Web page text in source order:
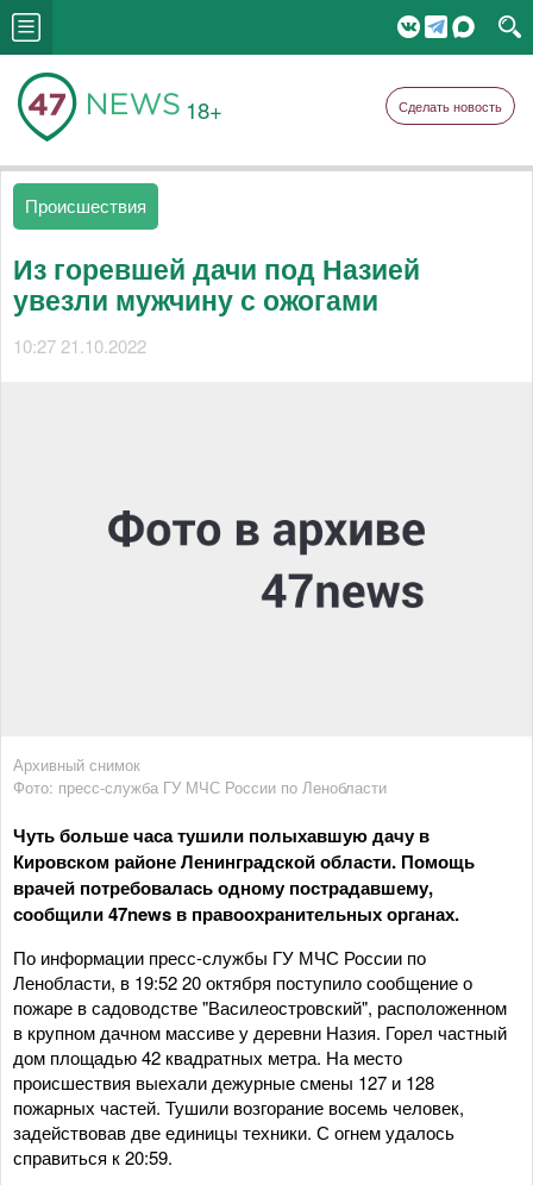
18+ Сделать новость
Происшествия
Из горевшей дачи под Назией
увезли мужчину с ожогами
10:27 21.10.2022
Архивный снимок
Фото: пресс-служба ГУ МЧС России по Ленобласти
Чуть больше часа тушили полыхавшую дачу в
Кировском районе Ленинградской области. Помощь
врачей потребовалась одному пострадавшему,
сообщили 47news в правоохранительных органах.
По информации пресс-службы ГУ МЧС России по
Ленобласти, в 19:52 20 октября поступило сообщение о
пожаре в садоводстве "Василеостровский", расположенном
в крупном дачном массиве у деревни Назия. Горел частный
дом площадью 42 квадратных метра. На место
происшествия выехали дежурные смены 127 и 128
пожарных частей. Тушили возгорание восемь человек,
задействовав две единицы техники. С огнем удалось
справиться к 20:59.